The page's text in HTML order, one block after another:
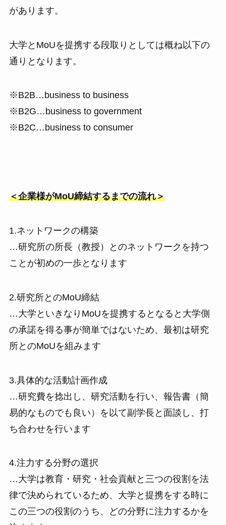
があります。
大学とMoUを提携する段取りとしては概ね以下の
通りとなります。
※B2B…business to business
※B2G…business to government
※B2C…business to consumer
＜企業様がMoU締結するまでの流れ＞
1.ネットワークの構築
…研究所の所長（教授）とのネットワークを持つ
ことが初めの一歩となります
2.研究所とのMoU締結
…大学といきなりMoUを提携するとなると大学側
の承諾を得る事が簡単ではないため、最初は研究
所とのMoUを組みます
3.具体的な活動計画作成
…研究費を捻出し、研究活動を行い、報告書（簡
易的なものでも良い）を以て副学長と面談し、打
ち合わせを行います
4.注力する分野の選択
…大学は教育・研究・社会貢献と三つの役割を法
律で決められているため、大学と提携をする時に
この三つの役割のうち、どの分野に注力するかを